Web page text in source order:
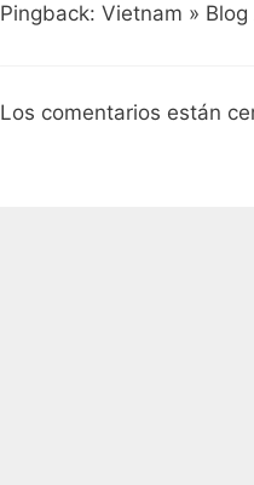
Pingback: Vietnam »
Los comentarios están